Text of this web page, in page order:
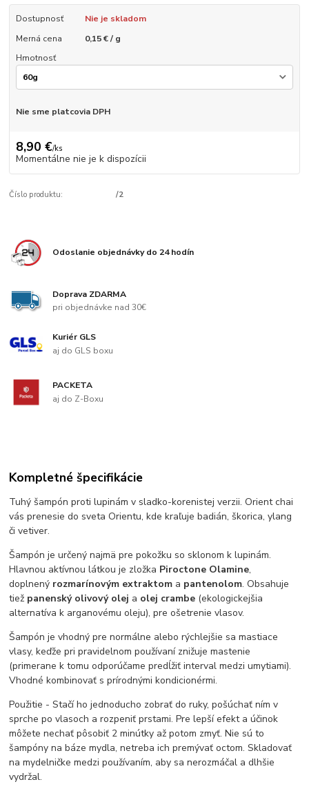
Dostupnosť
Nie je skladom
Merná cena
0,15 € / g
Hmotnosť
Nie sme platcovia DPH
8,90 €/ks
Momentálne nie je k dispozícii
Číslo produktu: /2
Odoslanie objednávky do 24 hodín
Doprava ZDARMA
pri objednávke nad 30€
Kuriér GLS
aj do GLS boxu
PACKETA
aj do Z-Boxu
Kompletné špecifikácie
Tuhý šampón proti lupinám v sladko-korenistej verzii. Orient chai
vás prenesie do sveta Orientu, kde kraľuje badián, škorica, ylang
či vetiver.
Šampón je určený najmä pre pokožku so sklonom k lupinám.
Hlavnou aktívnou látkou je zložka Piroctone Olamine,
doplnený rozmarínovým extraktom a pantenolom. Obsahuje
tiež panenský olivový olej a olej crambe (ekologickejšia
alternatíva k arganovému oleju), pre ošetrenie vlasov.
Šampón je vhodný pre normálne alebo rýchlejšie sa mastiace
vlasy, keďže pri pravidelnom používaní znižuje mastenie
(primerane k tomu odporúčame predĺžiť interval medzi umytiami).
Vhodné kombinovať s prírodnými kondicionérmi.
Použitie - Stačí ho jednoducho zobrať do ruky, pošúchať ním v
sprche po vlasoch a rozpeniť prstami. Pre lepší efekt a účinok
môžete nechať pôsobiť 2 minútky až potom zmyť. Nie sú to
šampóny na báze mydla, netreba ich premývať octom. Skladovať
na mydelničke medzi používaním, aby sa nerozmáčal a dlhšie
vydržal.